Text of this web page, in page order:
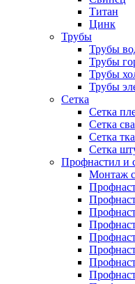
Титан
Цинк
Трубы
Трубы
Трубы
Трубы
Трубы
Сетка
Сетка
Сетка
Сетка
Сетка
Профнастил и
Монтаж